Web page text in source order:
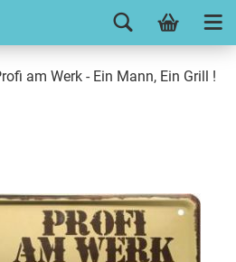
am Werk - Ein Mann, Ein Grill !